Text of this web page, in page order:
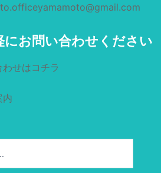
にお問い合わせください
わせはコチラ
内